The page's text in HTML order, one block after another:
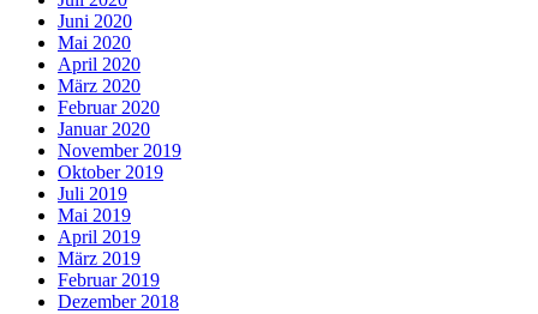
Juni 2020
Mai 2020
April 2020
März 2020
Februar 2020
Januar 2020
November 2019
Oktober 2019
Juli 2019
Mai 2019
April 2019
März 2019
Februar 2019
Dezember 2018